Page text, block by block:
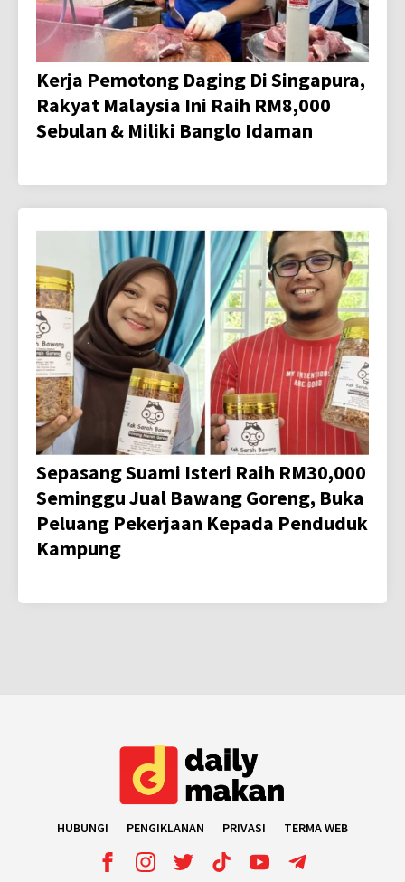
Kerja Pemotong Daging Di Singapura,
Rakyat Malaysia Ini Raih RM8,000
Sebulan & Miliki Banglo Idaman
Sepasang Suami Isteri Raih RM30,000
Seminggu Jual Bawang Goreng, Buka
Peluang Pekerjaan Kepada Penduduk
Kampung
HUBUNGI PENGIKLANAN PRIVASI TERMA WEB